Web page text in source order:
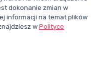
dokonanie zmian w
informacji na temat plików
w Polityce